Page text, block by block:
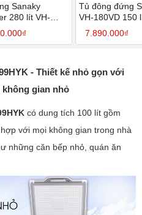
Sanaky
280 lít VH-
Tủ đông đứng
VH-180VD 150
7.890.000₫
- Thiết kế nhỏ gọn với
gian nhỏ
có dung tích 100 lít gồm
với mọi không gian trong nhà
những căn bếp nhỏ, quán ăn